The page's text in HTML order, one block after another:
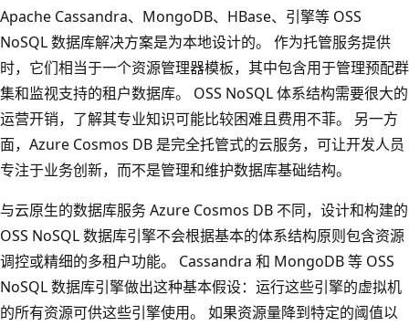
Apache Cassandra、MongoDB、HBase、引擎等 OSS
NoSQL 数据库解决方案是为本地设计的。 作为托管服务提供
时，它们相当于一个资源管理器模板，其中包含用于管理预配群
集和监视支持的租户数据库。 OSS NoSQL 体系结构需要很大的
运营开销，了解其专业知识可能比较困难且费用不菲。 另一方
面，Azure Cosmos DB 是完全托管式的云服务，可让开发人员
专注于业务创新，而不是管理和维护数据库基础结构。
与云原生的数据库服务 Azure Cosmos DB 不同，设计和构建的
OSS NoSQL 数据库引擎不会根据基本的体系结构原则包含资源
调控或精细的多租户功能。 Cassandra 和 MongoDB 等 OSS
NoSQL 数据库引擎做出这种基本假设：运行这些引擎的虚拟机
的所有资源可供这些引擎使用。 如果资源量降到特定的阈值以